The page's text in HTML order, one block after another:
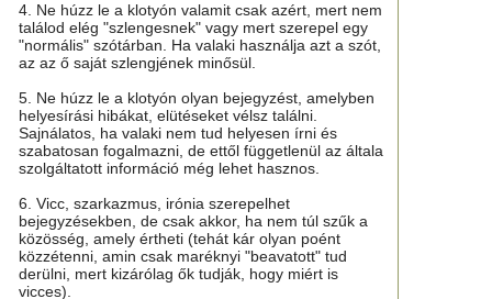
4. Ne húzz le a klotyón valamit csak azért, mert nem
találod elég "szlengesnek" vagy mert szerepel egy
"normális" szótárban. Ha valaki használja azt a szót,
az az ő saját szlengjének minősül.
5. Ne húzz le a klotyón olyan bejegyzést, amelyben
helyesírási hibákat, elütéseket vélsz találni.
Sajnálatos, ha valaki nem tud helyesen írni és
szabatosan fogalmazni, de ettől függetlenül az általa
szolgáltatott információ még lehet hasznos.
6. Vicc, szarkazmus, irónia szerepelhet
bejegyzésekben, de csak akkor, ha nem túl szűk a
közösség, amely értheti (tehát kár olyan poént
közzétenni, amin csak maréknyi "beavatott" tud
derülni, mert kizárólag ők tudják, hogy miért is
vicces).